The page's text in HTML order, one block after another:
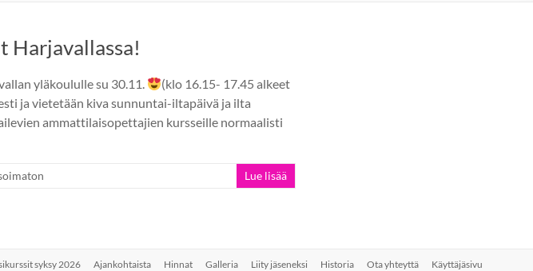
Harjavallassa!
yläkoululle su 30.11.
(klo 16.15- 17.45 alkeet
ja vietetään kiva sunnuntai-iltapäivä ja ilta
ammattilaisopettajien kursseille normaalisti
Lue lisää
syksy 2026 Ajankohtaista Hinnat Galleria Liity jäseneksi Historia Ota yhteyttä Käyttäjäsivu